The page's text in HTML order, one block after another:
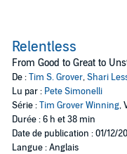
Relentless
From Good to Great to
De :Tim S. Grover,Shari
Lu par : Pete Simonelli
Série :Tim Grover Winning,
Durée : 6 h et 38 min
Date de publication : 01/12/
Langue : Anglais